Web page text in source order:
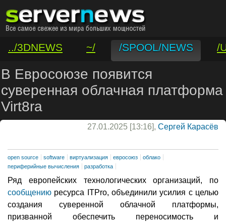
../3DNEWS ~/ /SPOOL/NEWS
/
/VAR/CONTACT
В Евросоюзе появится
суверенная облачная платформа
Virt8ra
27.01.2025 [13:16], Сергей Карасёв
open source software виртуализация евросоюз
облако
периферийные вычисления
разработка
Ряд европейских технологических организаций, по
сообщению ресурса ITPro, объединили усилия с целью
создания суверенной облачной платформы,
призванной обеспечить переносимость и